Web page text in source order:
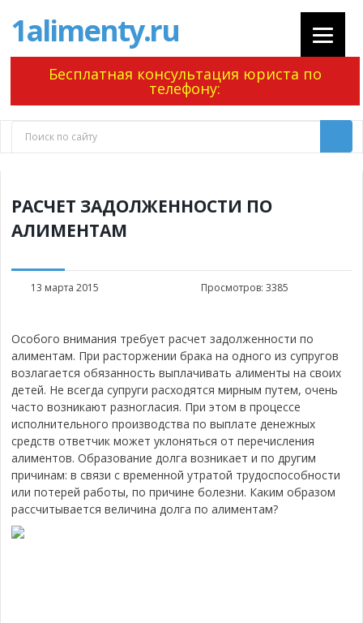
1alimenty.ru
Бесплатная консультация юриста по
телефону:
РАСЧЕТ ЗАДОЛЖЕННОСТИ ПО
АЛИМЕНТАМ
13 марта 2015 Просмотров: 3385
Особого внимания требует расчет задолженности по
алиментам. При расторжении брака на одного из супругов
возлагается обязанность выплачивать алименты на своих
детей. Не всегда супруги расходятся мирным путем, очень
часто возникают разногласия. При этом в процессе
исполнительного производства по выплате денежных
средств ответчик может уклоняться от перечисления
алиментов. Образование долга возникает и по другим
причинам: в связи с временной утратой трудоспособности
или потерей работы, по причине болезни. Каким образом
рассчитывается величина долга по алиментам?